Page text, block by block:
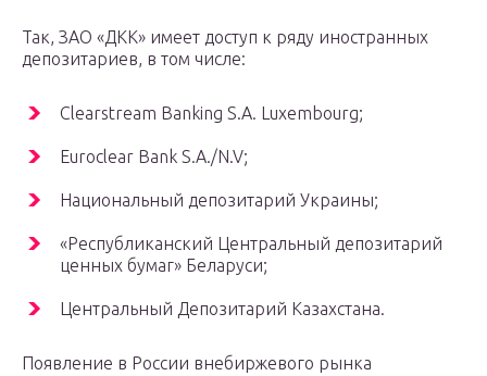
Так, ЗАО «ДКК» имеет доступ к ряду иностранных
депозитариев, в том числе:
Clearstream Banking S.A. Luxembourg;
Euroclear Bank S.A./N.V;
Национальный депозитарий Украины;
«Республиканский Центральный депозитарий
ценных бумаг» Беларуси;
Центральный Депозитарий Казахстана.
Появление в России внебиржевого рынка